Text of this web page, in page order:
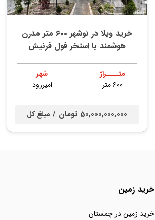
خرید ویلا در نوشهر ۶۰۰ متر مدرن
هوشمند با استخر فول فرنیش
متــــراژ
۶۰۰ متر
شهر
امیررود
50,000,000,000 تومان / مبلغ کل
خرید زمین
خرید زمین در چمستان